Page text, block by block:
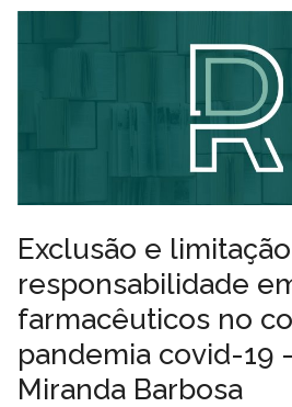
Exclusão e
responsabilidade
farmacêuticos no
pandemia covid-19
Miranda Barbosa